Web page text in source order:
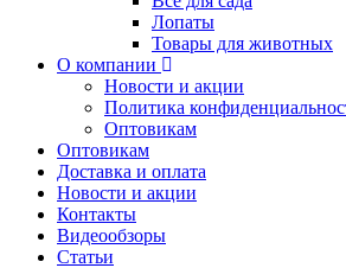
Лопаты
Товары для животных
О компании
Новости и акции
Политика
Оптовикам
Оптовикам
Доставка и оплата
Новости и акции
Контакты
Видеообзоры
Статьи